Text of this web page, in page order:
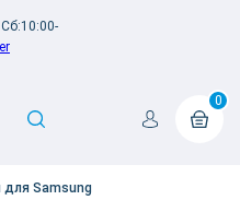
0
для Samsung